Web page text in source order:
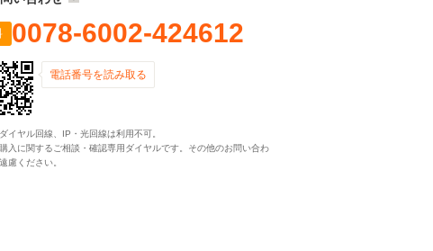
0078-6002-424612
電話番号を読み取る
イヤル回線、IP・光回線は利用不可。
入に関するご相談・確認専用ダイヤルです。その他のお問い合わ
慮ください。